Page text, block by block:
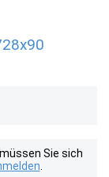
Sie sich